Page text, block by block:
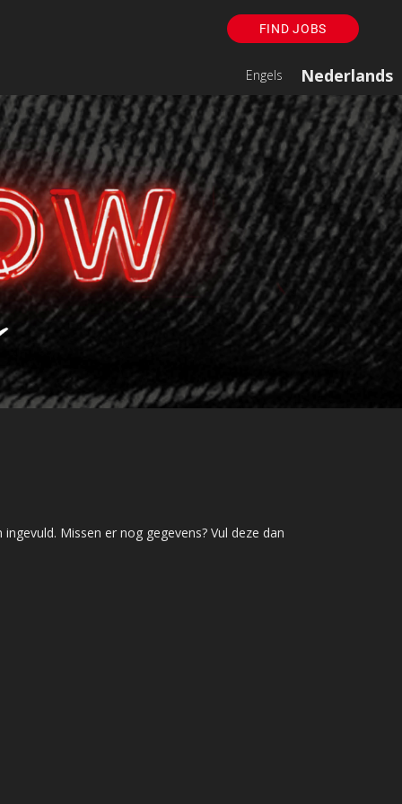
FIND JOBS
Engels Nederlands
Missen er nog gegevens? Vul deze dan